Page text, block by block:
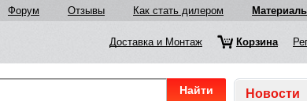
Форум Отзывы Как стать дилером
Доставка и Монтаж Корзина
Новости
Найти